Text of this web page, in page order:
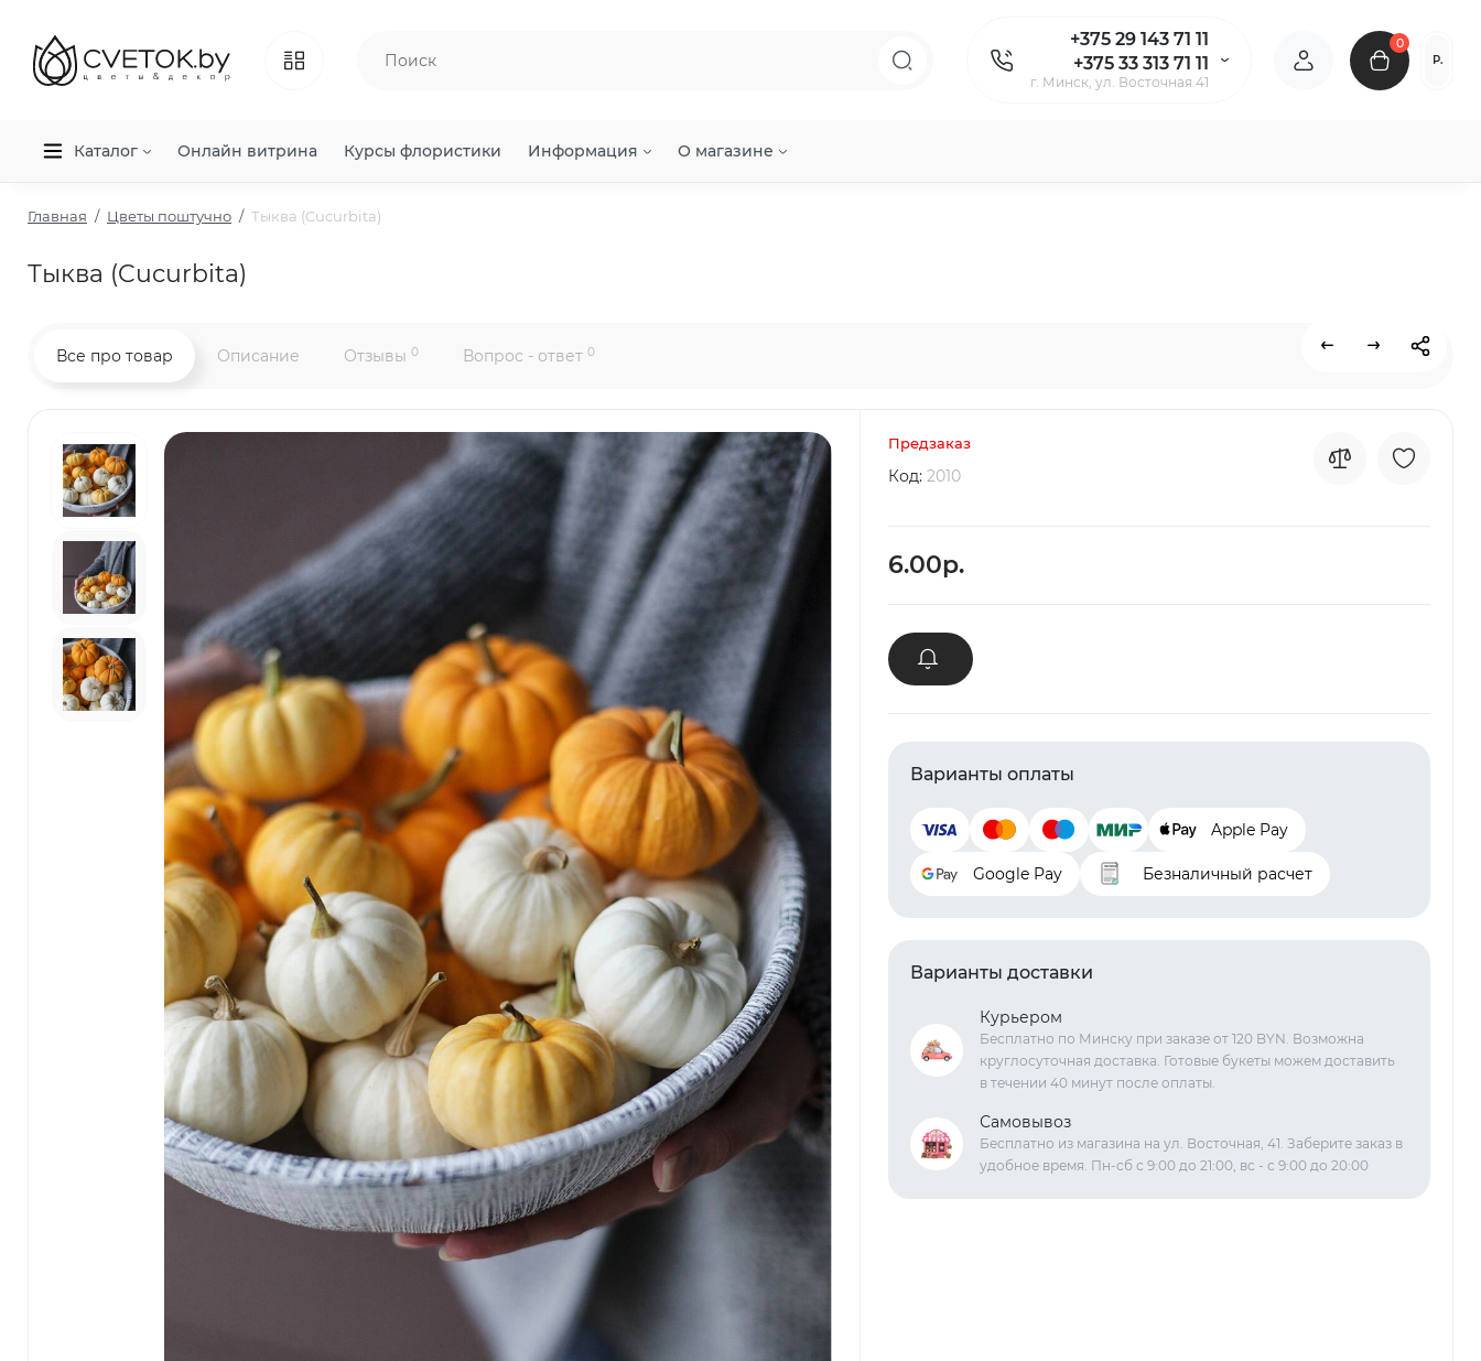
+375 29 143 71 11
+375 33 313 71 11
г. Минск, ул. Восточная 41
0
Р.
Каталог Онлайн витрина Курсы флористики Информация О магазине
Главная Цветы поштучно Тыква (Cucurbita)
Тыква (Cucurbita)
Все про товар Описание Отзывы 0 Вопрос - ответ 0
Предзаказ
Код: 2010
6.00р.
Варианты оплаты
Apple Pay
Google Pay Безналичный расчет
Варианты доставки
Курьером
Бесплатно по Минску при заказе от 120 BYN. Возможна
круглосуточная доставка. Готовые букеты можем доставить
в течении 40 минут после оплаты.
Самовывоз
Бесплатно из магазина на ул. Восточная, 41. Заберите заказ в
удобное время. Пн-сб с 9:00 до 21:00, вс - с 9:00 до 20:00